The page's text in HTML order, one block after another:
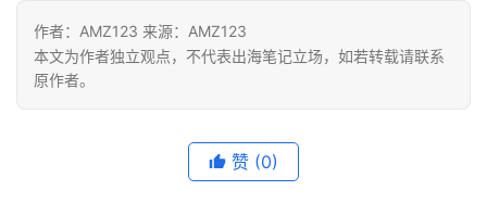
作者：AMZ123 来源：AMZ123
本文为作者独立观点，不代表出海笔记立场，如若转载请联系
原作者。
赞 (0)